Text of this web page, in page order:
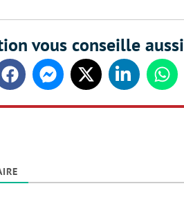
vous conseille
FacebookMessengerTwitter Linkedin